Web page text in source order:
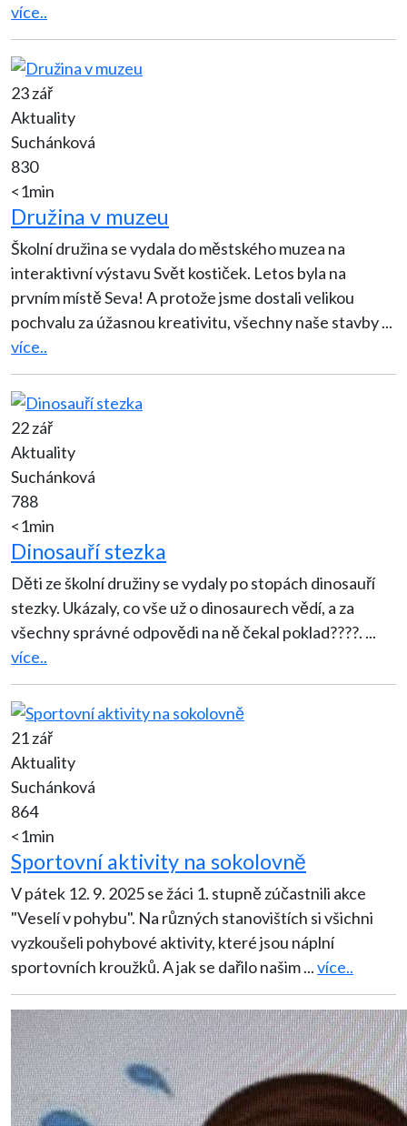
více..
23 zář
Aktuality
Suchánková
830
<1min
Družina v muzeu
Školní družina se vydala do městského muzea na
interaktivní výstavu Svět kostiček. Letos byla na
prvním místě Seva! A protože jsme dostali velikou
pochvalu za úžasnou kreativitu, všechny naše stavby...
více..
22 zář
Aktuality
Suchánková
788
<1min
Dinosauří stezka
Děti ze školní družiny se vydaly po stopách dinosauří
stezky. Ukázaly, co vše už o dinosaurech vědí, a za
všechny správné odpovědi na ně čekal poklad????. ...
více..
21 zář
Aktuality
Suchánková
864
<1min
Sportovní aktivity na sokolovně
V pátek 12. 9. 2025 se žáci 1. stupně zúčastnili akce
"Veselí v pohybu". Na různých stanovištích si všichni
vyzkoušeli pohybové aktivity, které jsou náplní
sportovních kroužků. A jak se dařilo našim...více..